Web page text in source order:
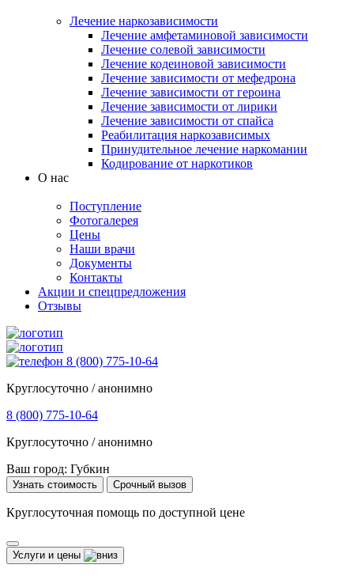
Лечение наркозависимости
Лечение амфетаминовой зависимости
Лечение солевой зависимости
Лечение кодеиновой зависимости
Лечение зависимости от мефедрона
Лечение зависимости от героина
Лечение зависимости от лирики
Лечение зависимости от спайса
Реабилитация наркозависимых
Принудительное лечение наркомании
Кодирование от наркотиков
О нас
Поступление
Фотогалерея
Цены
Наши врачи
Документы
Контакты
Акции и спецпредложения
Отзывы
8 (800) 775-10-64
Круглосуточно / анонимно
8 (800) 775-10-64
Круглосуточно / анонимно
Ваш город: Губкин
Узнать стоимость Срочный вызов
Круглосуточная помощь по доступной цене
Услуги и цены